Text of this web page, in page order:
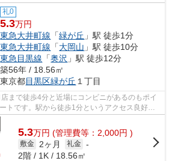
礼0
5.3万円
東急大井町線 「緑が丘 」駅 徒歩1分
東急大井町線 「大岡山 」駅 徒歩10分
東急目黒線 「奥沢 」駅 徒歩12分
築56年 / 18.56㎡
東京都目黒区緑が丘 １丁目
まで徒歩4分と近場にコンビニがあるのもポイ
トです。駅から徒歩1分というアクセス良好な
上階の物件...
5.3万円 (管理費等：2,000円 )
敷金 2ヶ月 礼金 -
2階 / 1K / 18.56㎡